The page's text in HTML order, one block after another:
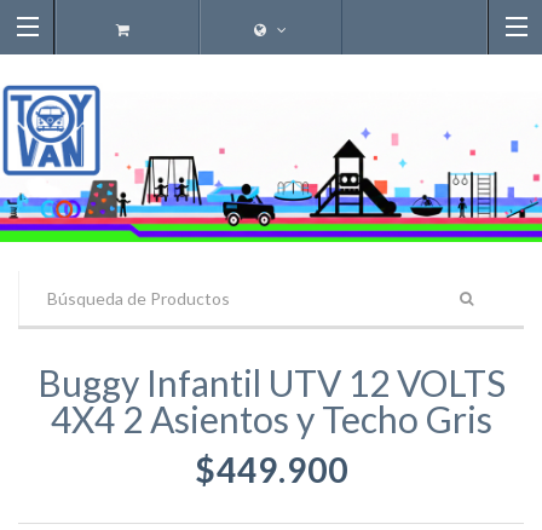
Buggy Infantil UTV 12 VOLTS
4X4 2 Asientos y Techo Gris
$449.900